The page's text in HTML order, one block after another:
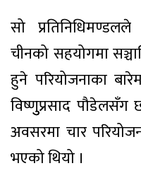
सो
चीनको सहयोगमा
हुने परियोजनाका
विष्णुुप्रसाद
अवसरमा चार
भएको थियो ।